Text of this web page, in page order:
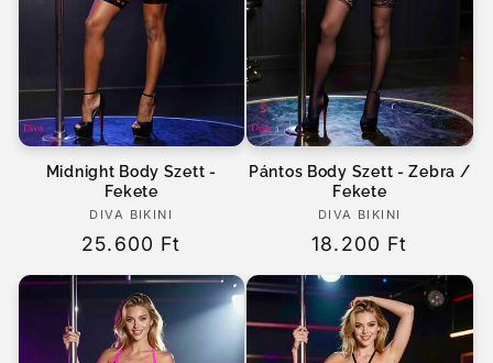
Midnight Body Szett -
Fekete
Forgalmazó:
DIVA BIKINI
Normál
ár
25.600 Ft
Pántos Body Szett - Zebra /
Fekete
Forgalmazó:
DIVA BIKINI
Normál
ár
18.200 Ft